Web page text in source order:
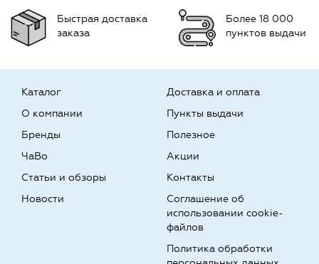
Быстрая доставка
заказа
Более 18 000
пунктов выдачи
Каталог
О компании
Бренды
Доставка и оплата
Пункты выдачи
Полезное
ЧаВо
Статьи и обзоры
Новости
Акции
Контакты
Соглашение об
использовании cookie-
файлов
Политика обработки